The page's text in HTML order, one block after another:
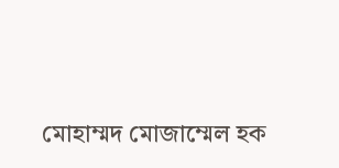
মোহাম্মদ মোজাম্মেল হক